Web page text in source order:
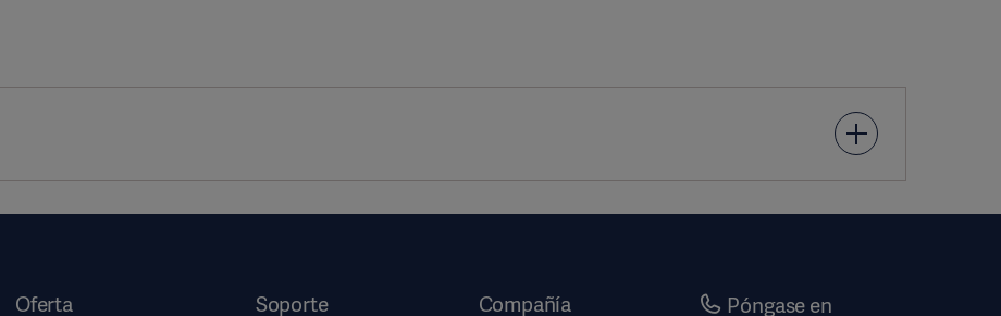
ventilatory protocol and alveolar hyperinflation: role of positive end-expiratory pressure. Am J Respir Crit Care Med.
index in an open lung condition optimizes ventilation and prevents overdistension in an experimental model of
Oferta Soporte Compañía
Póngase en